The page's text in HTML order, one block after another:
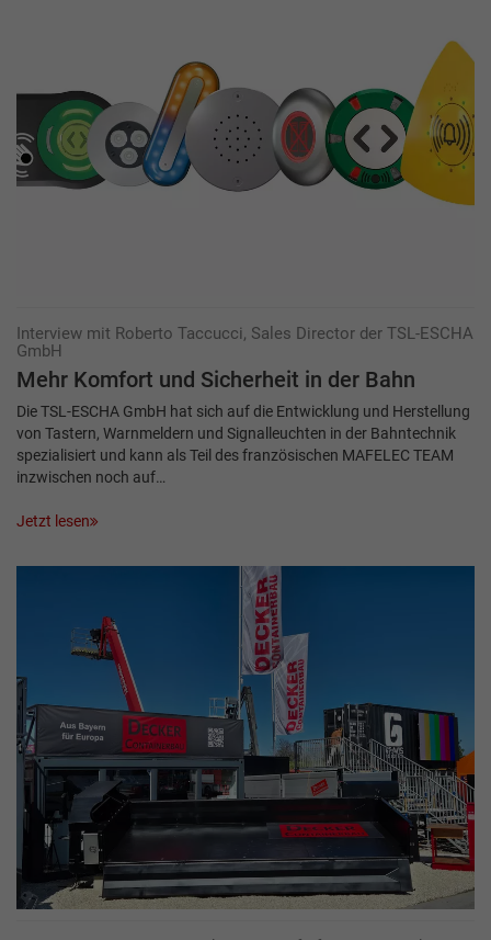
Interview mit Roberto Taccucci, Sales Director der TSL-ESCHA
GmbH
Mehr Komfort und Sicherheit in der Bahn
Die TSL-ESCHA GmbH hat sich auf die Entwicklung und Herstellung
von Tastern, Warnmeldern und Signalleuchten in der Bahntechnik
spezialisiert und kann als Teil des französischen MAFELEC TEAM
inzwischen noch auf…
Jetzt lesen